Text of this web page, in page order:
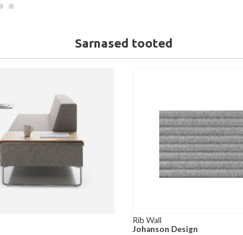
Sarnased tooted
Rib Wall
Johanson Design